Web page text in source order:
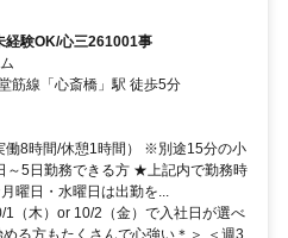
験OK/心三261001事
筋線「心斎橋」駅 徒歩5分
働8時間/休憩1時間） ※別途15分の小
5日勤務できる方 ★上記内で勤務時
曜日・水曜日は出勤を...
（木）or 10/2（金）で入社日が選べ